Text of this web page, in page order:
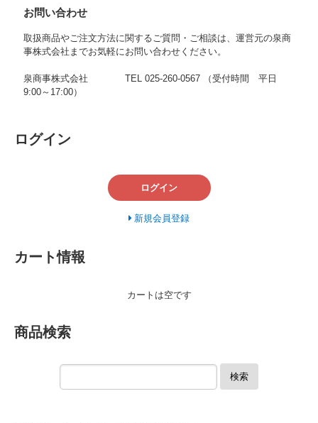
お問い合わせ
取扱商品やご注文方法に関するご質問・ご相談は、運営元の泉商
事株式会社までお気軽にお問い合わせください。
泉商事株式会社 TEL 025-260-0567 （受付時間 平日
9:00～17:00）
ログイン
ログイン
新規会員登録
カート情報
カートは空です
商品検索
検索